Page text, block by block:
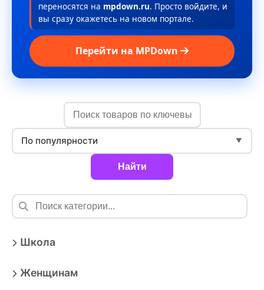
переносятся на mpdown.ru. Просто войдите, и
вы сразу окажетесь на новом портале.
Перейти на MPDown
По популярности ▼
Найти
Школа
Женщинам